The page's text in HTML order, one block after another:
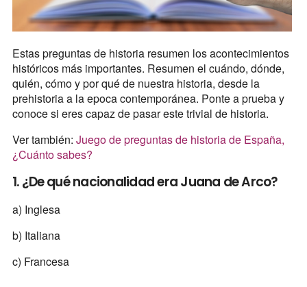
Estas preguntas de historia resumen los acontecimientos
históricos más importantes. Resumen el cuándo, dónde,
quién, cómo y por qué de nuestra historia, desde la
prehistoria a la epoca contemporánea. Ponte a prueba y
conoce si eres capaz de pasar este trivial de historia.
Ver también: Juego de preguntas de historia de España,
¿Cuánto sabes?
1. ¿De qué nacionalidad era Juana de Arco?
a) Inglesa
b) Italiana
c) Francesa